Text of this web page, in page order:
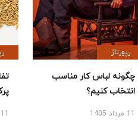
رپورتاژ
چگونه لباس کار مناسب
انتخاب کنیم؟
11 مرداد 1405 11 مرداد 1405